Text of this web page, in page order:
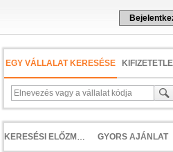
EGY VÁLLALAT KERESÉSE
KERESÉSI ELŐZMÉNYEK GYORS AJÁNLAT